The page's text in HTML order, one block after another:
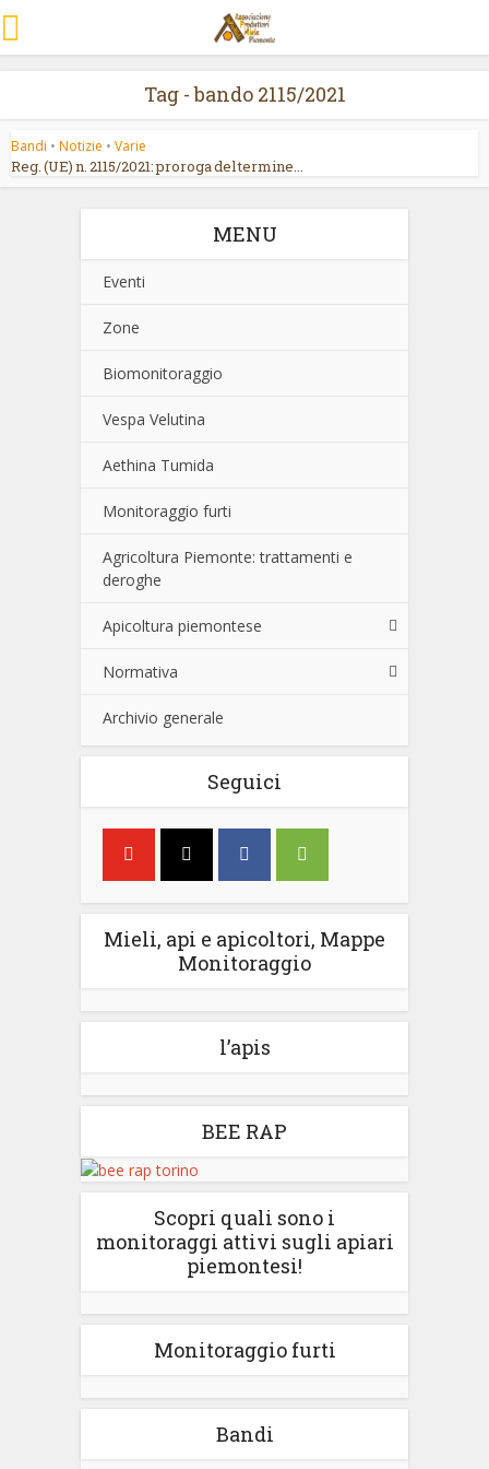
Tag - bando 2115/2021
Bandi • Notizie • Varie
Reg. (UE) n. 2115/2021: proroga del termine...
MENU
Eventi
Zone
Biomonitoraggio
Vespa Velutina
Aethina Tumida
Monitoraggio furti
Agricoltura Piemonte: trattamenti e
deroghe
Apicoltura piemontese
Normativa
Archivio generale
Seguici
Mieli, api e apicoltori, Mappe
Monitoraggio
l’apis
BEE RAP
Scopri quali sono i
monitoraggi attivi sugli apiari
piemontesi!
Monitoraggio furti
Bandi